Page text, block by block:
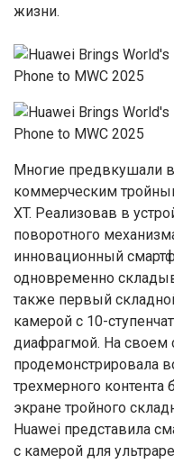
жизни.
Многие предвкушали
коммерческим
XT. Реализовав в
поворотного
инновационный
одновременно
также первый
камерой с 10-
диафрагмой. На своем
продемонстрировала
трехмерного
экране тройного
Huawei представила
с камерой для